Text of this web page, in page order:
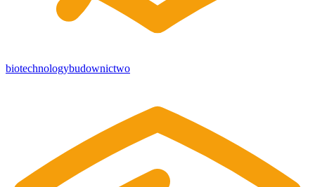
biotechnologybudownictwo